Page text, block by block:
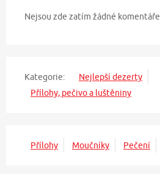
Nejsou zde zatím žádné komentáře.
Kategorie:
Nejlepší dezerty
Přílohy, pečivo a luštěniny
Přílohy Moučníky Pečení